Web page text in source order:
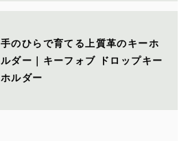
手のひらで育てる上質革のキーホ
ルダー｜キーフォブ ドロップキー
ホルダー